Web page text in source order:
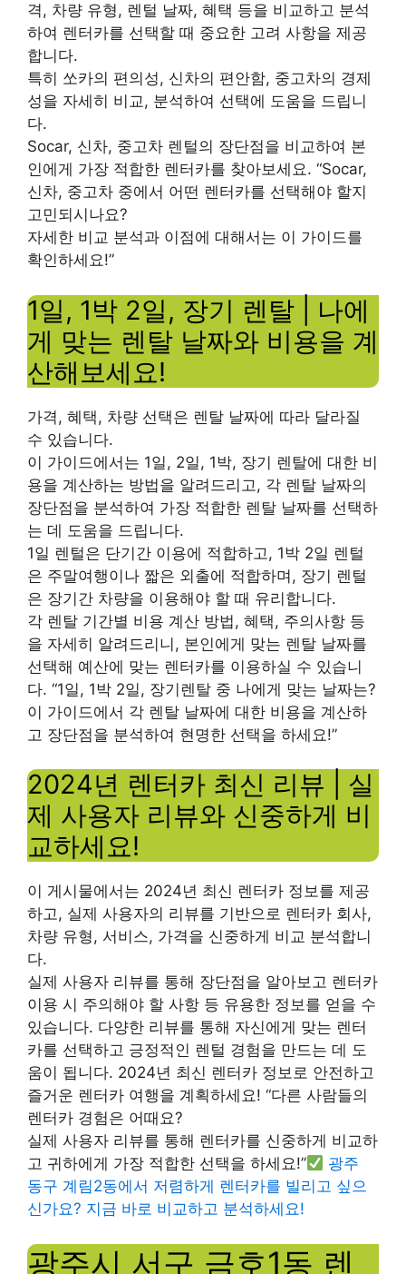
격, 차량 유형, 렌털 날짜, 혜택 등을 비교하고 분석
하여 렌터카를 선택할 때 중요한 고려 사항을 제공
합니다.
특히 쏘카의 편의성, 신차의 편안함, 중고차의 경제
성을 자세히 비교, 분석하여 선택에 도움을 드립니
다.
Socar, 신차, 중고차 렌털의 장단점을 비교하여 본
인에게 가장 적합한 렌터카를 찾아보세요. “Socar,
신차, 중고차 중에서 어떤 렌터카를 선택해야 할지
고민되시나요?
자세한 비교 분석과 이점에 대해서는 이 가이드를
확인하세요!”
1일, 1박 2일, 장기 렌탈 | 나에
게 맞는 렌탈 날짜와 비용을 계
산해보세요!
가격, 혜택, 차량 선택은 렌탈 날짜에 따라 달라질
수 있습니다.
이 가이드에서는 1일, 2일, 1박, 장기 렌탈에 대한 비
용을 계산하는 방법을 알려드리고, 각 렌탈 날짜의
장단점을 분석하여 가장 적합한 렌탈 날짜를 선택하
는 데 도움을 드립니다.
1일 렌털은 단기간 이용에 적합하고, 1박 2일 렌털
은 주말여행이나 짧은 외출에 적합하며, 장기 렌털
은 장기간 차량을 이용해야 할 때 유리합니다.
각 렌탈 기간별 비용 계산 방법, 혜택, 주의사항 등
을 자세히 알려드리니, 본인에게 맞는 렌탈 날짜를
선택해 예산에 맞는 렌터카를 이용하실 수 있습니
다. “1일, 1박 2일, 장기렌탈 중 나에게 맞는 날짜는?
이 가이드에서 각 렌탈 날짜에 대한 비용을 계산하
고 장단점을 분석하여 현명한 선택을 하세요!”
2024년 렌터카 최신 리뷰 | 실
제 사용자 리뷰와 신중하게 비
교하세요!
이 게시물에서는 2024년 최신 렌터카 정보를 제공
하고, 실제 사용자의 리뷰를 기반으로 렌터카 회사,
차량 유형, 서비스, 가격을 신중하게 비교 분석합니
다.
실제 사용자 리뷰를 통해 장단점을 알아보고 렌터카
이용 시 주의해야 할 사항 등 유용한 정보를 얻을 수
있습니다. 다양한 리뷰를 통해 자신에게 맞는 렌터
카를 선택하고 긍정적인 렌털 경험을 만드는 데 도
움이 됩니다. 2024년 최신 렌터카 정보로 안전하고
즐거운 렌터카 여행을 계획하세요! “다른 사람들의
렌터카 경험은 어때요?
실제 사용자 리뷰를 통해 렌터카를 신중하게 비교하
고 귀하에게 가장 적합한 선택을 하세요!”
광주
동구 계림2동에서 저렴하게 렌터카를 빌리고 싶으
신가요? 지금 바로 비교하고 분석하세요!
광주시 서구 금호1동 렌